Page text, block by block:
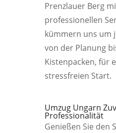
Prenzlauer Berg
professionellen
kümmern uns um
von der Planung
Kistenpacken, für
stressfreien Start.
Umzug Ungarn
Professionalität
Genießen Sie den